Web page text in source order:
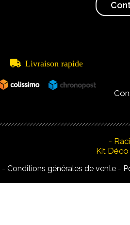
 Livraison rapide
-
Kit
Conditions générales de vente